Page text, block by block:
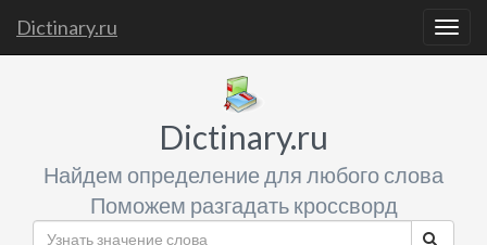
Dictinary.ru
Dictinary.ru
Найдем определение для любого слова
Поможем разгадать кроссворд